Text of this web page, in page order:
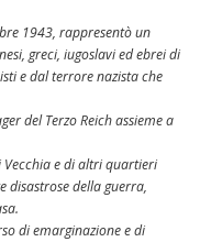
1943, rappresentò un
greci, iugoslavi ed ebrei di
e dal terrore nazista che
del Terzo Reich assieme a
e di altri quartieri
disastrose della guerra,
di emarginazione e di